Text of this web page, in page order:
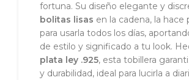
fortuna. Su diseño elegante y
bolitas lisas en la cadena, la hace
para usarla todos los días,
de estilo y significado a tu look.
plata ley .925, esta tobillera
y durabilidad, ideal para lucirla a